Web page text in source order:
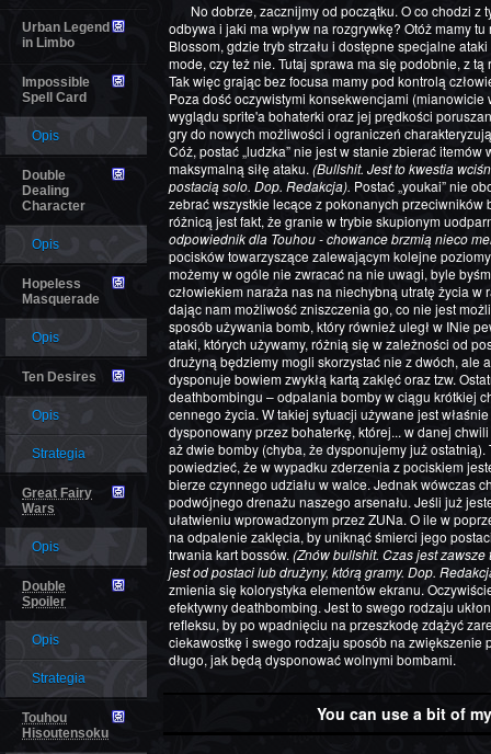
Urban Legend
in Limbo
Impossible
Spell Card
Opis
Double
Dealing
Character
Opis
Hopeless
Masquerade
Opis
Ten Desires
Opis
Strategia
Great Fairy
Wars
Opis
Double
Spoiler
Opis
Strategia
Touhou
Hisoutensoku
No dobrze, zacznijmy od początku. O co chodzi z tym kierowaniem dwuosobowymi drużynami? Jak to się
odbywa i jaki ma wpływ na rozgrywkę? Otóż mamy
Blossom, gdzie tryb strzału i dostępne specjalne
mode, czy też nie. Tutaj sprawa ma się podobnie, z
Tak więc grając bez focusa mamy pod kontrolą
Poza dość oczywistymi konsekwencjami
wyglądu sprite'a bohaterki oraz jej prędkości
gry do nowych możliwości i ograniczeń
Cóż, postać „ludzka” nie jest w stanie zbierać
maksymalną siłę ataku. (Bullshit. Jest to kwestia
postacią solo. Dop. Redakcja). Postać „youkai” nie
zebrać wszystkie lecące z pokonanych
różnicą jest fakt, że granie w trybie skupionym
odpowiednik dla Touhou - chowance brzmią nieco
pocisków towarzyszące zalewającym kolejne
możemy w ogóle nie zwracać na nie uwagi, byle
człowiekiem naraża nas na niechybną utratę życia
dając nam możliwość zniszczenia go, co nie jest
sposób używania bomb, który również uległ w INie
ataki, których używamy, różnią się w zależności od
drużyną będziemy mogli skorzystać nie z dwóch, ale
dysponuje bowiem zwykłą kartą zaklęć oraz tzw.
deathbombingu – odpalania bomby w ciągu krótkiej
cennego życia. W takiej sytuacji używane jest
dysponowany przez bohaterkę, której... w danej
aż dwie bomby (chyba, że dysponujemy już
powiedzieć, że w wypadku zderzenia z pociskiem
bierze czynnego udziału w walce. Jednak wówczas
podwójnego drenażu naszego arsenału. Jeśli już
ułatwieniu wprowadzonym przez ZUNa. O ile w
na odpalenie zaklęcia, by uniknąć śmierci jego
trwania kart bossów. (Znów bullshit. Czas jest
jest od postaci lub drużyny, którą gramy. Dop.
zmienia się kolorystyka elementów ekranu.
efektywny deathbombing. Jest to swego rodzaju
refleksu, by po wpadnięciu na przeszkodę zdążyć
ciekawostkę i swego rodzaju sposób na
długo, jak będą dysponować wolnymi bombami.
You can use a bit of